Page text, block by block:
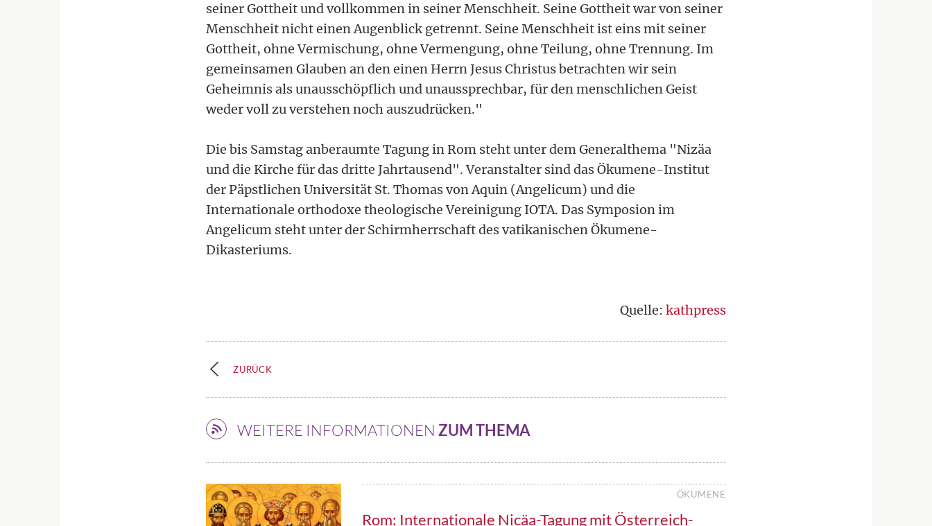
seiner Gottheit und vollkommen in seiner Menschheit. Seine Gottheit war von seiner
Menschheit nicht einen Augenblick getrennt. Seine Menschheit ist eins mit seiner
Gottheit, ohne Vermischung, ohne Vermengung, ohne Teilung, ohne Trennung. Im
gemeinsamen Glauben an den einen Herrn Jesus Christus betrachten wir sein
Geheimnis als unausschöpflich und unaussprechbar, für den menschlichen Geist
weder voll zu verstehen noch auszudrücken."
Die bis Samstag anberaumte Tagung in Rom steht unter dem Generalthema "Nizäa
und die Kirche für das dritte Jahrtausend". Veranstalter sind das Ökumene-Institut
der Päpstlichen Universität St. Thomas von Aquin (Angelicum) und die
Internationale orthodoxe theologische Vereinigung IOTA. Das Symposion im
Angelicum steht unter der Schirmherrschaft des vatikanischen Ökumene-
Dikasteriums.
Quelle: kathpress
ZURÜCK
WEITERE INFORMATIONEN ZUM THEMA
ÖKUMENE
Rom: Internationale Nicäa-Tagung mit Österreich-